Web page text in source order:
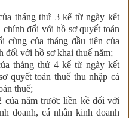
tháng thứ 3 kể từ ngày kết
đối với hồ sơ quyết toán
cùng của tháng đầu tiên của
đối với hồ sơ khai thuế năm;
tháng thứ 4 kể từ ngày kết
quyết toán thuế thu nhập cá
thuế;
của năm trước liền kề đối với
doanh, cá nhân kinh doanh